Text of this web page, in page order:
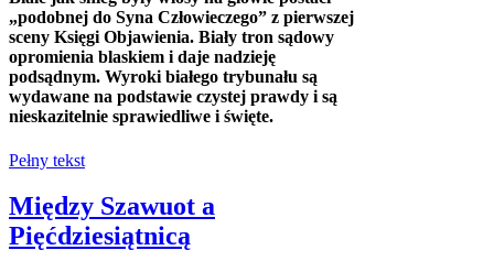
„podobnej do Syna Człowieczego” z pierwszej
sceny Księgi Objawienia. Biały tron sądowy
opromienia blaskiem i daje nadzieję
podsądnym. Wyroki białego trybunału są
wydawane na podstawie czystej prawdy i są
nieskazitelnie sprawiedliwe i święte.
Pełny tekst
Między Szawuot a
Pięćdziesiątnicą